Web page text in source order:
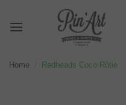
Home Redheads Coco Rôtie